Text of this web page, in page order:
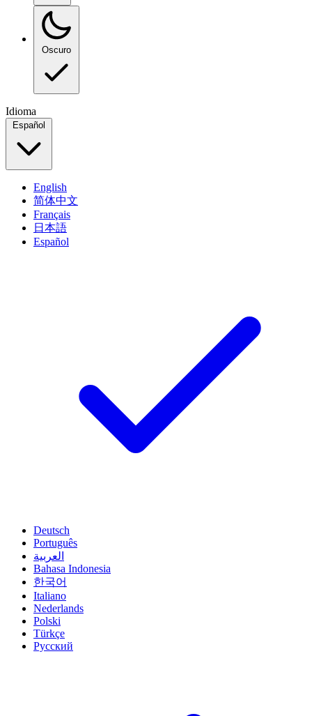
Oscuro
Idioma
Español
English
简体中文
Français
日本語
Español
Deutsch
Português
العربية
Bahasa Indonesia
한국어
Italiano
Nederlands
Polski
Türkçe
Русский